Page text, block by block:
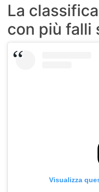
La
con più falli
Visualizza